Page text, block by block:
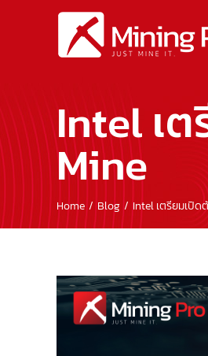
Intel เ
Mine
Home Blog Intel เตรียมเปิ
View
Larger
Image